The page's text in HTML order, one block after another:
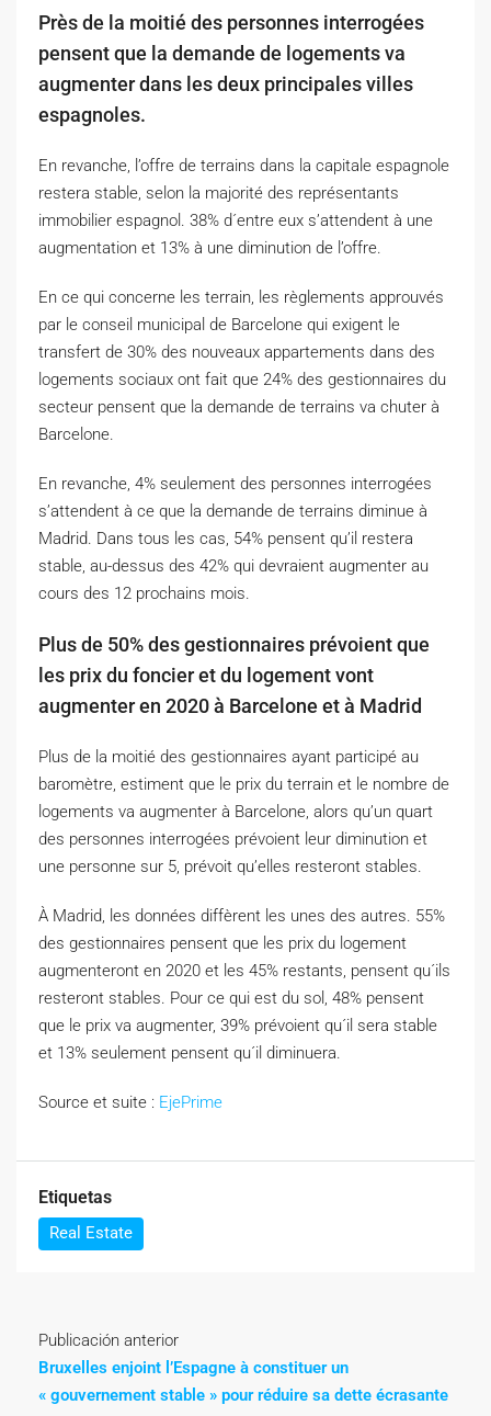
Près de la moitié des personnes interrogées
pensent que la demande de logements va
augmenter dans les deux principales villes
espagnoles.
En revanche, l’offre de terrains dans la capitale espagnole
restera stable, selon la majorité des représentants
immobilier espagnol. 38% d´entre eux s’attendent à une
augmentation et 13% à une diminution de l’offre.
En ce qui concerne les terrain, les règlements approuvés
par le conseil municipal de Barcelone qui exigent le
transfert de 30% des nouveaux appartements dans des
logements sociaux ont fait que 24% des gestionnaires du
secteur pensent que la demande de terrains va chuter à
Barcelone.
En revanche, 4% seulement des personnes interrogées
s’attendent à ce que la demande de terrains diminue à
Madrid. Dans tous les cas, 54% pensent qu’il restera
stable, au-dessus des 42% qui devraient augmenter au
cours des 12 prochains mois.
Plus de 50% des gestionnaires prévoient que
les prix du foncier et du logement vont
augmenter en 2020 à Barcelone et à Madrid
Plus de la moitié des gestionnaires ayant participé au
baromètre, estiment que le prix du terrain et le nombre de
logements va augmenter à Barcelone, alors qu’un quart
des personnes interrogées prévoient leur diminution et
une personne sur 5, prévoit qu’elles resteront stables.
À Madrid, les données diffèrent les unes des autres. 55%
des gestionnaires pensent que les prix du logement
augmenteront en 2020 et les 45% restants, pensent qu´ils
resteront stables. Pour ce qui est du sol, 48% pensent
que le prix va augmenter, 39% prévoient qu´il sera stable
et 13% seulement pensent qu´il diminuera.
Source et suite : EjePrime
Etiquetas
Real Estate
Publicación anterior
Bruxelles enjoint l’Espagne à constituer un
« gouvernement stable » pour réduire sa dette écrasante